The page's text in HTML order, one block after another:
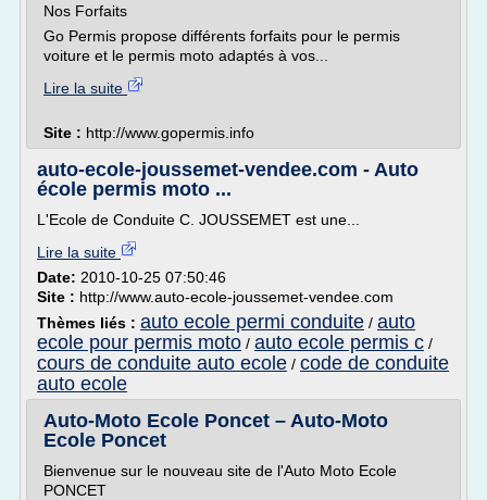
Nos Forfaits
Go Permis propose différents forfaits pour le permis
voiture et le permis moto adaptés à vos...
Lire la suite
Site : http://www.gopermis.info
auto-ecole-joussemet-vendee.com - Auto
école permis moto ...
L'Ecole de Conduite C. JOUSSEMET est une...
Lire la suite
Date: 2010-10-25 07:50:46
Site : http://www.auto-ecole-joussemet-vendee.com
Thèmes liés : auto ecole permi conduite / auto
ecole pour permis moto / auto ecole permis c /
cours de conduite auto ecole / code de conduite
auto ecole
Auto-Moto Ecole Poncet – Auto-Moto
Ecole Poncet
Bienvenue sur le nouveau site de l'Auto Moto Ecole
PONCET